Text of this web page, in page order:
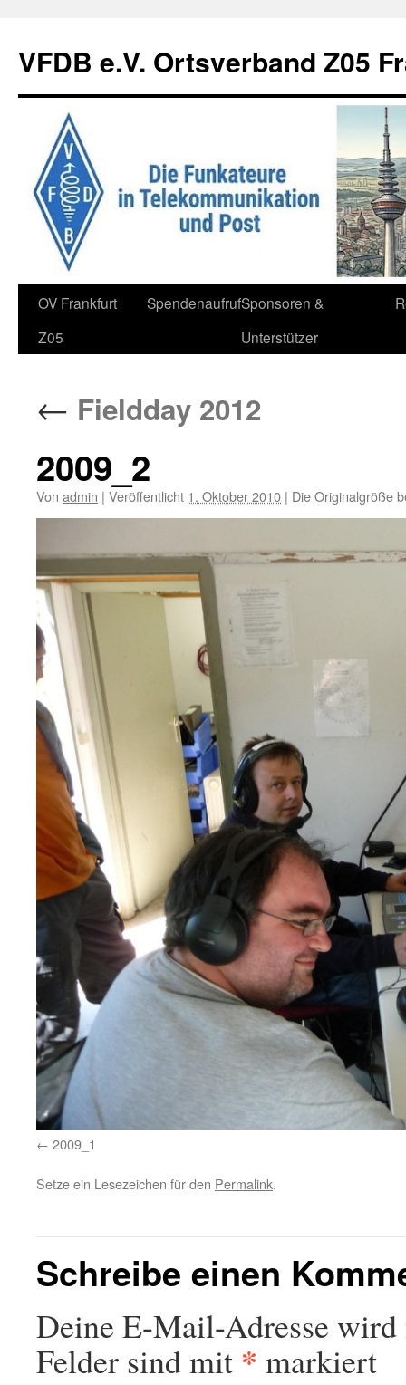
springen
VFDB e.V. Ortsverband Z05
OV Frankfurt
Z05
SpendenaufrufSponsoren &
Unterstützer
← Fieldday 2012
2009_2
Von admin | Veröffentlicht 1. Oktober 2010 | Die Originalgröße
2009_1
Setze ein Lesezeichen für den Permalink.
Schreibe einen
Deine E-Mail-Adresse
Felder sind mit * markiert